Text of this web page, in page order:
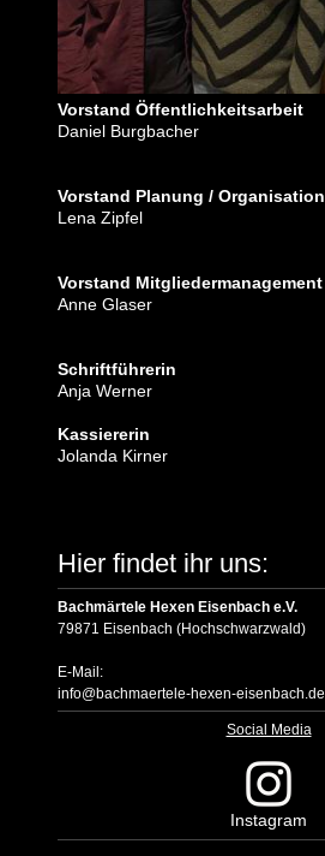
Vorstand Öffentlichkeitsarbeit
Daniel Burgbacher
Vorstand Planung / Organisation
Lena Zipfel
Vorstand Mitgliedermanagement
Anne Glaser
Schriftführerin
Anja Werner
Kassiererin
Jolanda Kirner
Hier findet ihr uns:
Bachmärtele Hexen Eisenbach e.V.
79871 Eisenbach (Hochschwarzwald)
E-Mail:
info@bachmaertele-hexen-eisenbach.de
Social Media
Instagram